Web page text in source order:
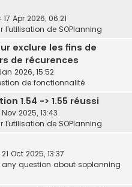
17 Apr 2026, 06:21
l'utilisation de SOPlanning
exclure les fins de
de récurences
2026, 15:52
de fonctionnalité
1.54 -> 1.55 réussi
Nov 2025, 13:43
l'utilisation de SOPlanning
21 Oct 2025, 13:37
question about soplanning